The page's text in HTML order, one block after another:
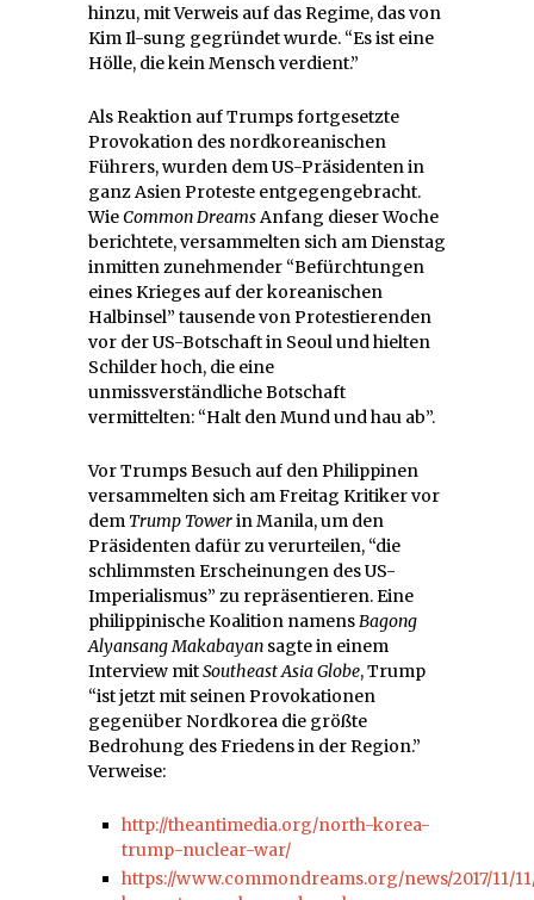
hinzu, mit Verweis auf das Regime, das von
Kim Il-sung gegründet wurde. “Es ist eine
Hölle, die kein Mensch verdient.”
Als Reaktion auf Trumps fortgesetzte
Provokation des nordkoreanischen
Führers, wurden dem US-Präsidenten in
ganz Asien Proteste entgegengebracht.
WieCommon DreamsAnfang dieser Woche
berichtete, versammelten sich am Dienstag
inmitten zunehmender “Befürchtungen
eines Krieges auf der koreanischen
Halbinsel” tausende von Protestierenden
vor der US-Botschaft in Seoul und hielten
Schilder hoch, die eine
unmissverständliche Botschaft
vermittelten: “Halt den Mund und hau ab”.
Vor Trumps Besuch auf den Philippinen
versammelten sich am Freitag Kritiker vor
dem Trump Towerin Manila, um den
Präsidenten dafür zu verurteilen, “die
schlimmsten Erscheinungen des US-
Imperialismus” zu repräsentieren. Eine
philippinische Koalition namensBagong
Alyansang Makabayan sagte in einem
Interview mitSoutheast Asia Globe, Trump
“ist jetzt mit seinen Provokationen
gegenüber Nordkorea die größte
Bedrohung des Friedens in der Region.”
Verweise:
http://theantimedia.org/north-korea-
trump-nuclear-war/
https://www.commondreams.org/news/2017/11/